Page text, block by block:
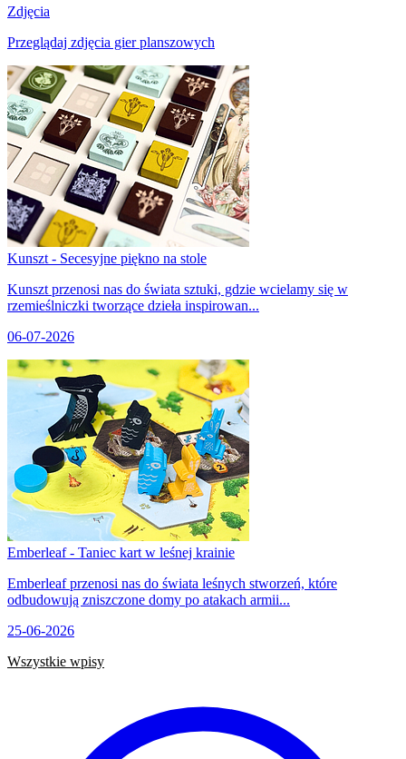
Zdjęcia
Przeglądaj zdjęcia gier planszowych
Kunszt - Secesyjne piękno na stole
Kunszt przenosi nas do świata sztuki, gdzie wcielamy się w
rzemieślniczki tworzące dzieła inspirowan...
06-07-2026
Emberleaf - Taniec kart w leśnej krainie
Emberleaf przenosi nas do świata leśnych stworzeń, które
odbudowują zniszczone domy po atakach armii...
25-06-2026
Wszystkie wpisy